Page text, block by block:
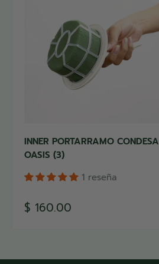
INNER PORTARRAMO CONDESA
OASIS (3)
1 reseña
Precio
de
$ 160.00